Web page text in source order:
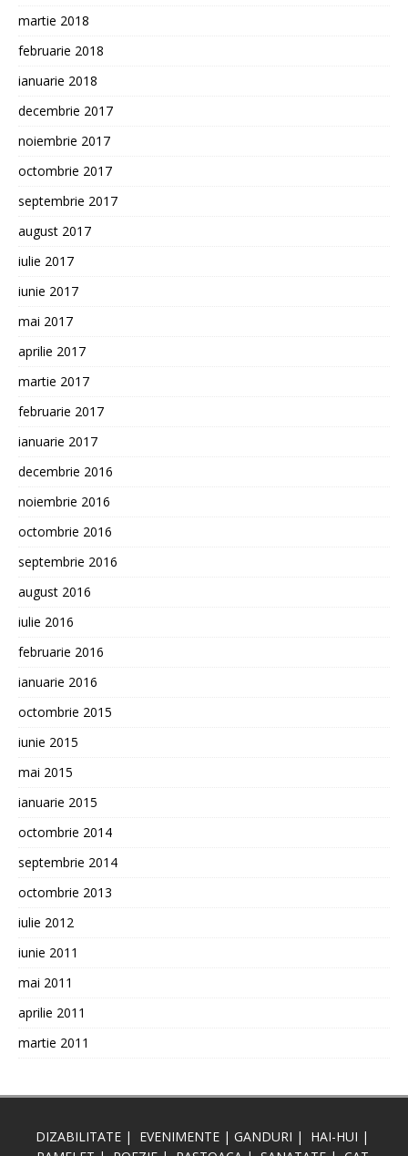
martie 2018
februarie 2018
ianuarie 2018
decembrie 2017
noiembrie 2017
octombrie 2017
septembrie 2017
august 2017
iulie 2017
iunie 2017
mai 2017
aprilie 2017
martie 2017
februarie 2017
ianuarie 2017
decembrie 2016
noiembrie 2016
octombrie 2016
septembrie 2016
august 2016
iulie 2016
februarie 2016
ianuarie 2016
octombrie 2015
iunie 2015
mai 2015
ianuarie 2015
octombrie 2014
septembrie 2014
octombrie 2013
iulie 2012
iunie 2011
mai 2011
aprilie 2011
martie 2011
DIZABILITATE | EVENIMENTE | GANDURI | HAI-HUI |